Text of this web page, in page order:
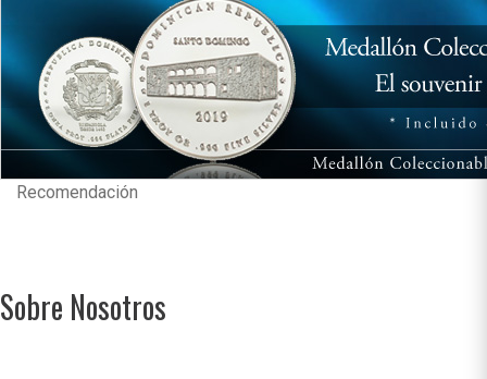
Recomendación
Sobre Nosotros